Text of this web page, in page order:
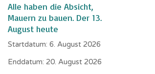
Alle haben die Absicht,
Mauern zu bauen. Der 13.
August heute
Startdatum:6. August 2026
Enddatum: 20. August 2026